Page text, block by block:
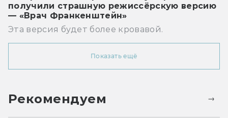
получили страшную режиссёрскую версию
— «Врач Франкенштейн»
Эта версия будет более кровавой.
Показать ещё
Рекомендуем